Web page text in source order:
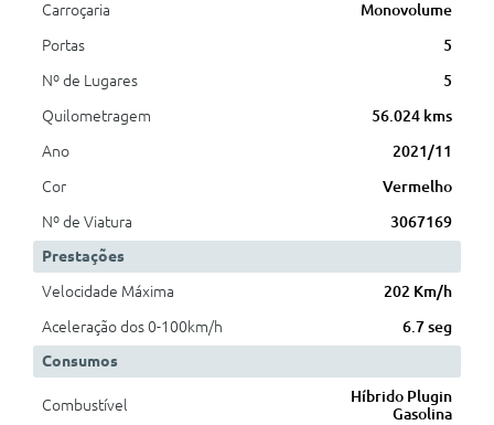
Carroçaria
Monovolume
Portas
5
Nº de Lugares
5
Quilometragem
56.024 kms
Ano
2021/11
Cor
Vermelho
Nº de Viatura
3067169
Prestações
Velocidade Máxima
202 Km/h
Aceleração dos 0-100km/h
6.7 seg
Consumos
Combustível
Híbrido Plugin
Gasolina